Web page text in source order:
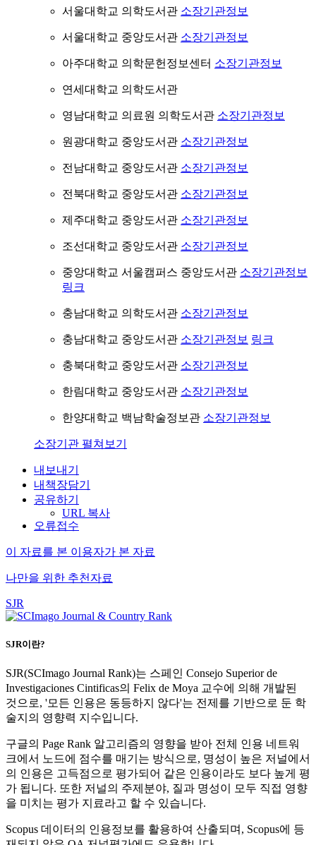
서울대학교 의학도서관 소장기관정보
서울대학교 중앙도서관 소장기관정보
아주대학교 의학문헌정보센터 소장기관정보
연세대학교 의학도서관
영남대학교 의료원 의학도서관 소장기관정보
원광대학교 중앙도서관 소장기관정보
전남대학교 중앙도서관 소장기관정보
전북대학교 중앙도서관 소장기관정보
제주대학교 중앙도서관 소장기관정보
조선대학교 중앙도서관 소장기관정보
중앙대학교 서울캠퍼스 중앙도서관 소장기관정보
링크
충남대학교 의학도서관 소장기관정보
충남대학교 중앙도서관 소장기관정보 링크
충북대학교 중앙도서관 소장기관정보
한림대학교 중앙도서관 소장기관정보
한양대학교 백남학술정보관 소장기관정보
소장기관 펼쳐보기
내보내기
내책장담기
공유하기
URL 복사
오류접수
이 자료를 본 이용자가 본 자료
나만을 위한 추천자료
SJR
SJR이란?
SJR(SCImago Journal Rank)는 스페인 Consejo Superior de
Investigaciones Cintificas의 Felix de Moya 교수에 의해 개발된
것으로, '모든 인용은 동등하지 않다'는 전제를 기반으로 둔 학
술지의 영향력 지수입니다.
구글의 Page Rank 알고리즘의 영향을 받아 전체 인용 네트워
크에서 노드에 점수를 매기는 방식으로, 명성이 높은 저널에서
의 인용은 고득점으로 평가되어 같은 인용이라도 보다 높게 평
가 됩니다. 또한 저널의 주제분야, 질과 명성이 모두 직접 영향
을 미치는 평가 지료라고 할 수 있습니다.
Scopus 데이터의 인용정보를 활용하여 산출되며, Scopus에 등